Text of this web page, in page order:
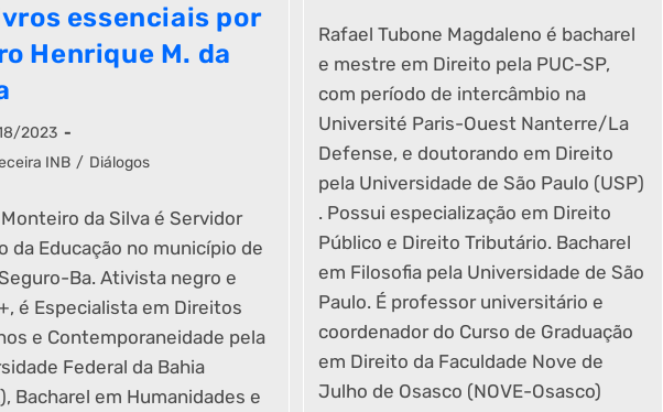
essenciais por
Henrique M. da
2023
INB / Diálogos
da Silva é Servidor
da Educação no município de
Ba. Ativista negro e
é Especialista em Direitos
e Contemporaneidade pela
Federal da Bahia
Bacharel em Humanidades e
Rafael Tubone Magdaleno é bacharel
e mestre em Direito pela PUC-SP,
com período de intercâmbio na
Université Paris-Ouest Nanterre/La
Defense, e doutorando em Direito
pela Universidade de São Paulo (USP)
. Possui especialização em Direito
Público e Direito Tributário. Bacharel
em Filosofia pela Universidade de São
Paulo. É professor universitário e
coordenador do Curso de Graduação
em Direito da Faculdade Nove de
Julho de Osasco (NOVE-Osasco)